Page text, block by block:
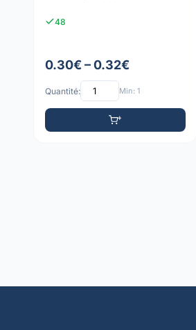
48
0.30€ – 0.32€
Quantité: Min: 1